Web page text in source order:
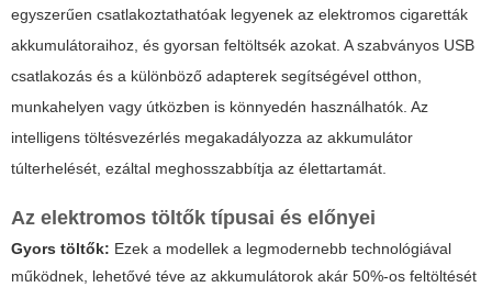
egyszerűen csatlakoztathatóak legyenek az elektromos cigaretták
akkumulátoraihoz, és gyorsan feltöltsék azokat. A szabványos USB
csatlakozás és a különböző adapterek segítségével otthon,
munkahelyen vagy útközben is könnyedén használhatók. Az
intelligens töltésvezérlés megakadályozza az akkumulátor
túlterhelését, ezáltal meghosszabbítja az élettartamát.
Az elektromos töltők típusai és előnyei
Gyors töltők: Ezek a modellek a legmodernebb technológiával
működnek, lehetővé téve az akkumulátorok akár 50%-os feltöltését